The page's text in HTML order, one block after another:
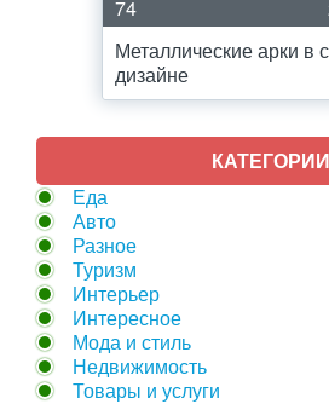
74
Металлические арки в
дизайне
КАТЕГОРИИ
Еда
Авто
Разное
Туризм
Интерьер
Интересное
Мода и стиль
Недвижимость
Товары и услуги